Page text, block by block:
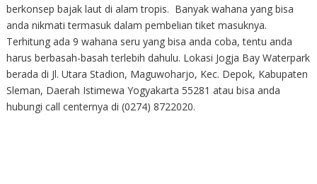
berkonsep bajak laut di alam tropis. Banyak wahana yang bisa
anda nikmati termasuk dalam pembelian tiket masuknya.
Terhitung ada 9 wahana seru yang bisa anda coba, tentu anda
harus berbasah-basah terlebih dahulu. Lokasi Jogja Bay Waterpark
berada di Jl. Utara Stadion, Maguwoharjo, Kec. Depok, Kabupaten
Sleman, Daerah Istimewa Yogyakarta 55281 atau bisa anda
hubungi call centernya di (0274) 8722020.